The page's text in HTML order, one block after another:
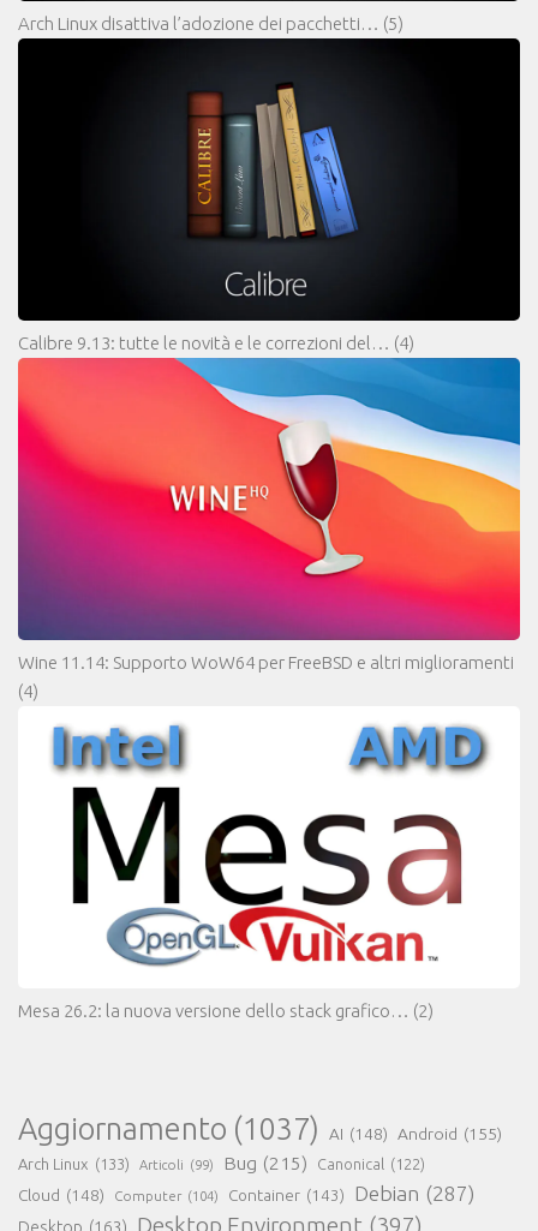
Arch Linux disattiva l’adozione dei pacchetti… (5)
Calibre 9.13: tutte le novità e le correzioni del… (4)
Wine 11.14: Supporto WoW64 per FreeBSD e altri miglioramenti
(4)
Mesa 26.2: la nuova versione dello stack grafico… (2)
Aggiornamento (1037) AI (148) Android (155)
Arch Linux (133) Articoli (99) Bug (215) Canonical (122)
Cloud (148) Computer (104) Container (143) Debian (287)
Desktop Environment (397)